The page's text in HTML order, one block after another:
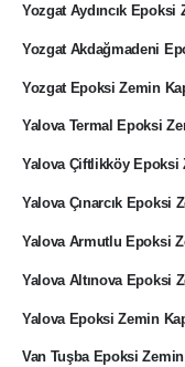
Yozgat Aydıncık Epoksi
Yozgat Akdağmadeni
Yozgat Epoksi Zemin
Yalova Termal Epoksi
Yalova Çiftlikköy Epoksi
Yalova Çınarcık Epoksi
Yalova Armutlu Epoksi
Yalova Altınova Epoksi
Yalova Epoksi Zemin
Van Tuşba Epoksi